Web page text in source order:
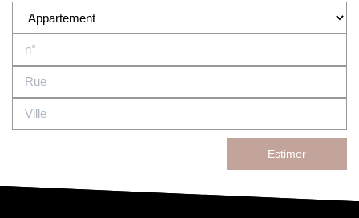
Estimer